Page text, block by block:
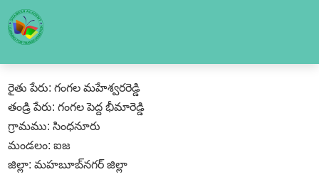
రైతు పేరు: గంగల మహేశ్వరరెడ్డి
తండ్రి పేరు: గంగల పెద్ద భీమారెడ్డి
గ్రామము: సింధనూరు
మండలం: ఐజ
జిల్లా: మహబూబ్నగర్ జిల్లా